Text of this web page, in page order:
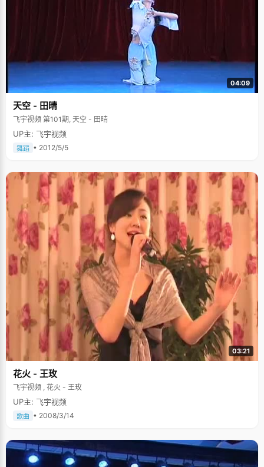
04:09
天空 - 田晴
飞宇视频 第101期, 天空 - 田晴
UP主: 飞宇视频
舞蹈 • 2012/5/5
03:21
花火 - 王玫
飞宇视频 , 花火 - 王玫
UP主: 飞宇视频
歌曲 • 2008/3/14